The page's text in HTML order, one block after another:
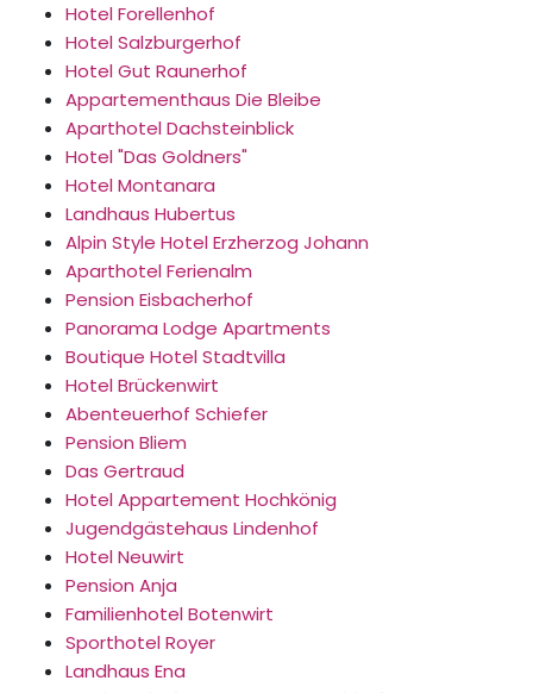
Hotel Forellenhof
Hotel Salzburgerhof
Hotel Gut Raunerhof
Appartementhaus Die Bleibe
Aparthotel Dachsteinblick
Hotel "Das Goldners"
Hotel Montanara
Landhaus Hubertus
Alpin Style Hotel Erzherzog Johann
Aparthotel Ferienalm
Pension Eisbacherhof
Panorama Lodge Apartments
Boutique Hotel Stadtvilla
Hotel Brückenwirt
Abenteuerhof Schiefer
Pension Bliem
Das Gertraud
Hotel Appartement Hochkönig
Jugendgästehaus Lindenhof
Hotel Neuwirt
Pension Anja
Familienhotel Botenwirt
Sporthotel Royer
Landhaus Ena